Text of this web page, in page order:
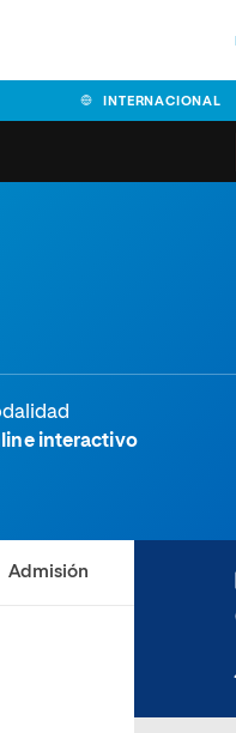
INTERNACIONAL
interactivo
Admisión